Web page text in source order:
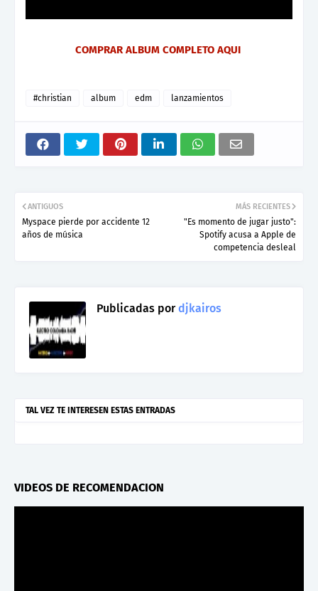
COMPRAR ALBUM COMPLETO AQUI
#christian album edm lanzamientos
MÁS RECIENTES
"Es momento de jugar justo":
Spotify acusa a Apple de
competencia desleal
ANTIGUOS
Myspace pierde por accidente 12
años de música
Publicadas pordjkairos
TAL VEZ TE INTERESEN ESTAS ENTRADAS
VIDEOS DE RECOMENDACION